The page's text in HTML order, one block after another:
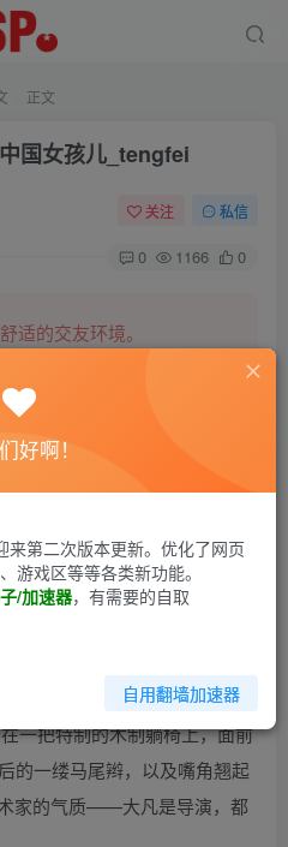
正文
国女孩儿_tengfei
关注 私信
0 1166 0
适的交友环境。
罗包括训诫文、腐文在内的
孩儿 作者：terminal_sb
一把特制的木制躺椅上，面前
的一缕马尾辫，以及嘴角翘起
家的气质——大凡是导演，都
好啊！
第二次版本更新。优化了网页
游戏区等等各类新功能。
/加速器，有需要的自取
自用翻墙加速器